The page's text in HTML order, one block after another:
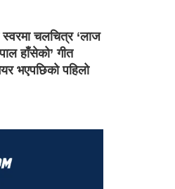
चलचित्र ‘लाज
हाँसेको’ गीत
भएपछिको पहिलो